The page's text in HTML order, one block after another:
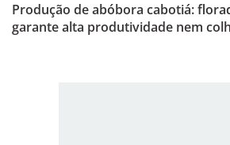
Produção de abóbora cabotiá:
garante alta produtividade nem